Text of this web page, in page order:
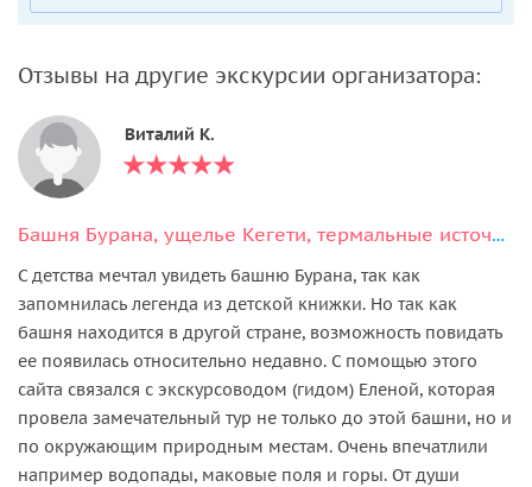
Отзывы на другие экскурсии организатора:
Виталий К.
Башня Бурана, ущелье Кегети, термальные источники и 3 водопада за 1 день
С детства мечтал увидеть башню Бурана, так как
запомнилась легенда из детской книжки. Но так как
башня находится в другой стране, возможность повидать
ее появилась относительно недавно. С помощью этого
сайта связался с экскурсоводом (гидом) Еленой, которая
провела замечательный тур не только до этой башни, но и
по окружающим природным местам. Очень впечатлили
например водопады, маковые поля и горы. От души